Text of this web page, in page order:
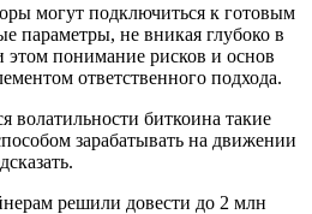
могут подключиться к готовым
параметры, не вникая глубоко в
понимание рисков и основ
ответственного подхода.
волатильности биткоина такие
зарабатывать на движении
решили довести до 2 млн